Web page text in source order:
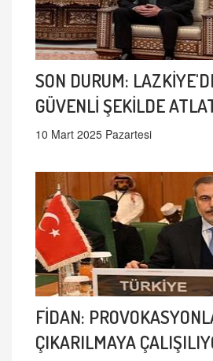
SON DURUM:
GÜVENLİ ŞEKİLDE
10 Mart 2025 Pazartesi
FİDAN:
ÇIKARILMAYA